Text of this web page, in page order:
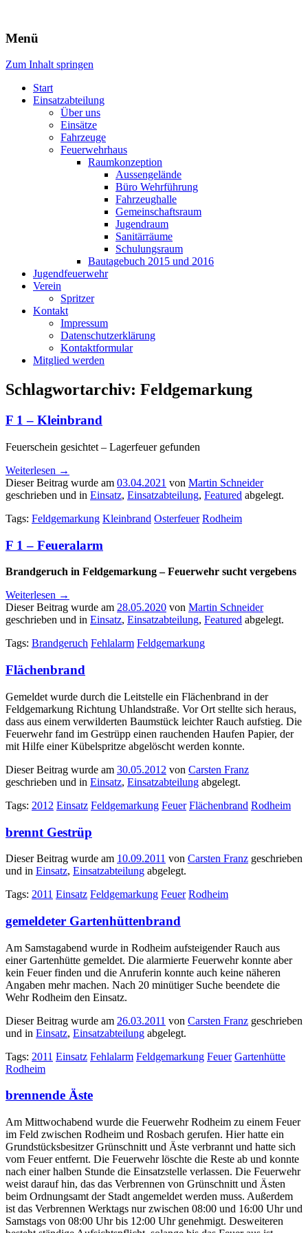
Freiwillige Feuerwehr Rodheim
v.d.H.
Menü
Zum Inhalt springen
Start
Einsatzabteilung
Über uns
Einsätze
Fahrzeuge
Feuerwehrhaus
Raumkonzeption
Aussengelände
Büro Wehrführung
Fahrzeughalle
Gemeinschaftsraum
Jugendraum
Sanitärräume
Schulungsraum
Bautagebuch 2015 und 2016
Jugendfeuerwehr
Verein
Spritzer
Kontakt
Impressum
Datenschutzerklärung
Kontaktformular
Mitglied werden
Schlagwortarchiv: Feldgemarkung
F 1 – Kleinbrand
Feuerschein gesichtet – Lagerfeuer gefunden
Weiterlesen →
Dieser Beitrag wurde am 03.04.2021 von Martin Schneider
geschrieben und in Einsatz, Einsatzabteilung, Featured abgelegt.
Tags: Feldgemarkung Kleinbrand Osterfeuer Rodheim
F 1 – Feueralarm
Brandgeruch in Feldgemarkung – Feuerwehr sucht vergebens
Weiterlesen →
Dieser Beitrag wurde am 28.05.2020 von Martin Schneider
geschrieben und in Einsatz, Einsatzabteilung, Featured abgelegt.
Tags: Brandgeruch Fehlalarm Feldgemarkung
Flächenbrand
Gemeldet wurde durch die Leitstelle ein Flächenbrand in der
Feldgemarkung Richtung Uhlandstraße. Vor Ort stellte sich heraus,
dass aus einem verwilderten Baumstück leichter Rauch aufstieg. Die
Feuerwehr fand im Gestrüpp einen rauchenden Haufen Papier, der
mit Hilfe einer Kübelspritze abgelöscht werden konnte.
Dieser Beitrag wurde am 30.05.2012 von Carsten Franz
geschrieben und in Einsatz, Einsatzabteilung abgelegt.
Tags: 2012 Einsatz Feldgemarkung Feuer Flächenbrand Rodheim
brennt Gestrüp
Dieser Beitrag wurde am 10.09.2011 von Carsten Franz geschrieben
und in Einsatz, Einsatzabteilung abgelegt.
Tags: 2011 Einsatz Feldgemarkung Feuer Rodheim
gemeldeter Gartenhüttenbrand
Am Samstagabend wurde in Rodheim aufsteigender Rauch aus
einer Gartenhütte gemeldet. Die alarmierte Feuerwehr konnte aber
kein Feuer finden und die Anruferin konnte auch keine näheren
Angaben mehr machen. Nach 20 minütiger Suche beendete die
Wehr Rodheim den Einsatz.
Dieser Beitrag wurde am 26.03.2011 von Carsten Franz geschrieben
und in Einsatz, Einsatzabteilung abgelegt.
Tags: 2011 Einsatz Fehlalarm Feldgemarkung Feuer Gartenhütte
Rodheim
brennende Äste
Am Mittwochabend wurde die Feuerwehr Rodheim zu einem Feuer
im Feld zwischen Rodheim und Rosbach gerufen. Hier hatte ein
Grundstücksbesitzer Grünschnitt und Äste verbrannt und hatte sich
vom Feuer entfernt. Die Feuerwehr löschte die Reste ab und konnte
nach einer halben Stunde die Einsatzstelle verlassen. Die Feuerwehr
weist darauf hin, das das Verbrennen von Grünschnitt und Ästen
beim Ordnungsamt der Stadt angemeldet werden muss. Außerdem
ist das Verbrennen Werktags nur zwischen 08:00 und 16:00 Uhr und
Samstags von 08:00 Uhr bis 12:00 Uhr genehmigt. Desweiteren